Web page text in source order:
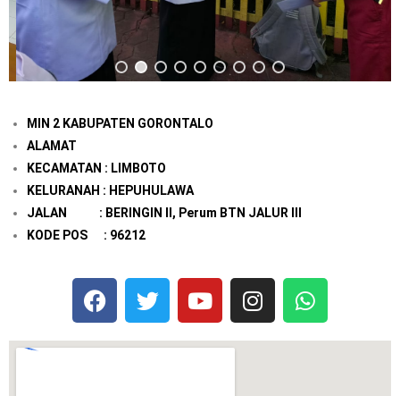
MIN 2 KABUPATEN GORONTALO
ALAMAT
KECAMATAN : LIMBOTO
KELURANAH : HEPUHULAWA
JALAN : BERINGIN II, Perum BTN JALUR III
KODE POS : 96212